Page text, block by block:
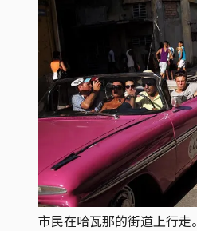
市民在哈瓦那的街道上行走。